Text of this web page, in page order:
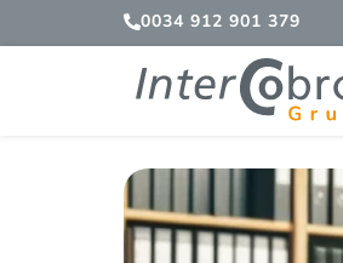
0034 912 901 379